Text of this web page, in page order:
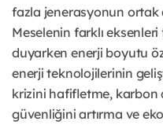
fazla jenerasyonun ortak
Meselenin farklı
duyarken enerji boyutu
enerji teknolojilerinin
krizini hafifletme, karbon
güvenliğini artırma ve